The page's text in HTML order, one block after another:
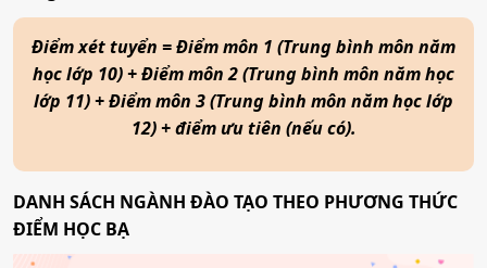
Điểm xét tuyển = Điểm môn 1 (Trung bình môn năm
học lớp 10) + Điểm môn 2 (Trung bình môn năm học
lớp 11) + Điểm môn 3 (Trung bình môn năm học lớp
12) + điểm ưu tiên (nếu có).
DANH SÁCH NGÀNH ĐÀO TẠO THEO PHƯƠNG THỨC
ĐIỂM HỌC BẠ